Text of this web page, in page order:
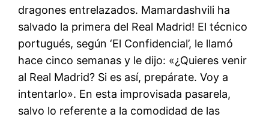
dragones entrelazados. Mamardashvili ha
salvado la primera del Real Madrid! El técnico
portugués, según ‘El Confidencial’, le llamó
hace cinco semanas y le dijo: «¿Quieres venir
al Real Madrid? Si es así, prepárate. Voy a
intentarlo». En esta improvisada pasarela,
salvo lo referente a la comodidad de las